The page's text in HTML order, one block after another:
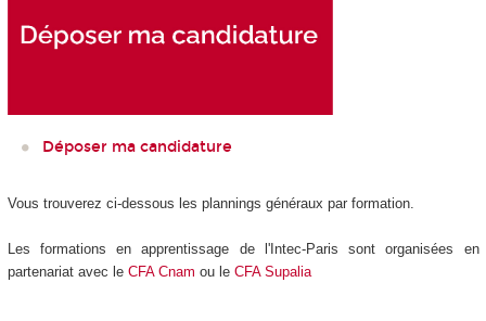
Déposer ma candidature
Vous trouverez ci-dessous les plannings généraux par formation.
Les formations en apprentissage de l'Intec-Paris sont organisées en
partenariat avec le CFA Cnam ou le CFA Supalia